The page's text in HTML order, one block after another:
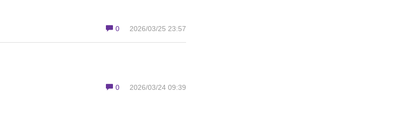
0
2026/03/25 23:57
0
2026/03/24 09:39